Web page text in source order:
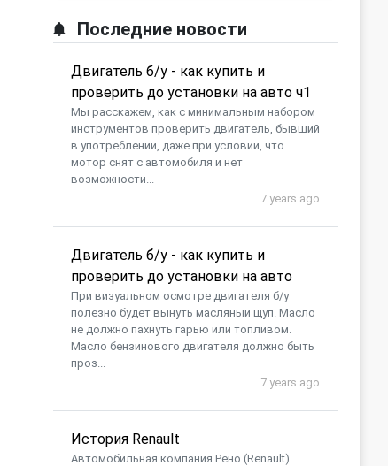
Последние новости
Двигатель б/у - как купить и
проверить до установки на авто ч1
Мы расскажем, как с минимальным набором
инструментов проверить двигатель, бывший
в употреблении, даже при условии, что
мотор снят с автомобиля и нет
возможности...
7 years ago
Двигатель б/у - как купить и
проверить до установки на авто
При визуальном осмотре двигателя б/у
полезно будет вынуть масляный щуп. Масло
не должно пахнуть гарью или топливом.
Масло бензинового двигателя должно быть
проз...
7 years ago
История Renault
Автомобильная компания Рено (Renault)